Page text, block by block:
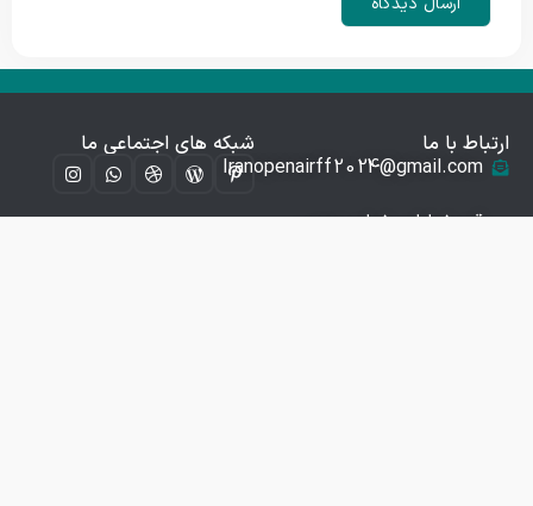
ارتباط با ما
Iranopenairff2024@gmail.com
قم خیابان خیام جنوبی
شبکه های اجتماعی ما